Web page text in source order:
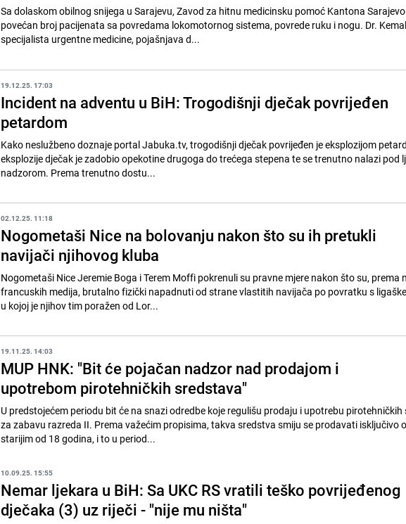
Sa dolaskom obilnog snijega u Sarajevu, Zavod za hitnu medicinsku pomoć Kantona
povećan broj pacijenata sa povredama lokomotornog sistema, povrede ruku i nogu. Dr.
specijalista urgentne medicine, pojašnjava d...
19.12.25. 17:03
Incident na adventu u BiH: Trogodišnji dječak povrijeđen
petardom
Kako neslužbeno doznaje portal Jabuka.tv, trogodišnji dječak povrijeđen je eksplozijom
eksplozije dječak je zadobio opekotine drugoga do trećega stepena te se trenutno nalazi pod
nadzorom. Prema trenutno dostu...
02.12.25. 11:18
Nogometaši Nice na bolovanju nakon što su ih pretukli
navijači njihovog kluba
Nogometaši Nice Jeremie Boga i Terem Moffi pokrenuli su pravne mjere nakon što su, prema
francuskih medija, brutalno fizički napadnuti od strane vlastitih navijača po povratku s
u kojoj je njihov tim poražen od Lor...
19.11.25. 14:03
MUP HNK: "Bit će pojačan nadzor nad prodajom i
upotrebom pirotehničkih sredstava"
U predstojećem periodu bit će na snazi odredbe koje regulišu prodaju i upotrebu pirotehničkih
za zabavu razreda II. Prema važećim propisima, takva sredstva smiju se prodavati isključivo
starijim od 18 godina, i to u period...
10.09.25. 15:55
Nemar ljekara u BiH: Sa UKC RS vratili teško povrijeđenog
dječaka (3) uz riječi - "nije mu ništa"